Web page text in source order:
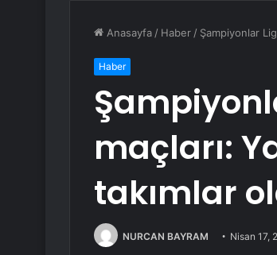
Anasayfa / Haber / Şampiyonlar
Haber
maçları:
takımlar
NURCAN BAYRAM Nisan 17,